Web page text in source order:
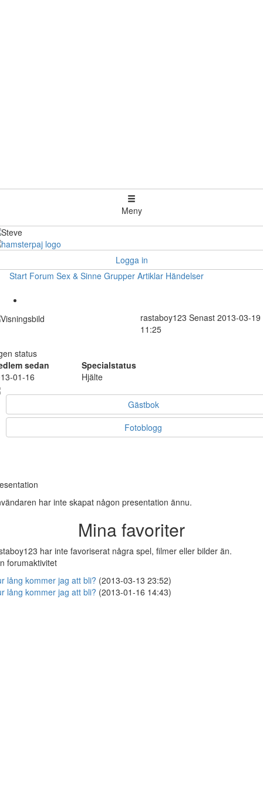
Meny
Logga in
Start Forum Sex & Sinne Grupper Artiklar Händelser
rastaboy123 Senast 2013-03-19
11:25
status
sedan
Specialstatus
01-16
Hjälte
Gästbok
Fotoblogg
har inte skapat någon presentation ännu.
Mina favoriter
har inte favoriserat några spel, filmer eller bilder än.
forumaktivitet
lång kommer jag att bli? (2013-03-13 23:52)
lång kommer jag att bli? (2013-01-16 14:43)